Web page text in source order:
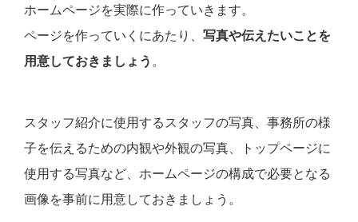
ホームページを実際に作っていきます。
ページを作っていくにあたり、 写真や伝えたいことを
用意しておきましょう 。
スタッフ紹介に使用するスタッフの写真、事務所の様
子を伝えるための内観や外観の写真、トップページに
使用する写真など、ホームページの構成で必要となる
画像を事前に用意しておきましょう。